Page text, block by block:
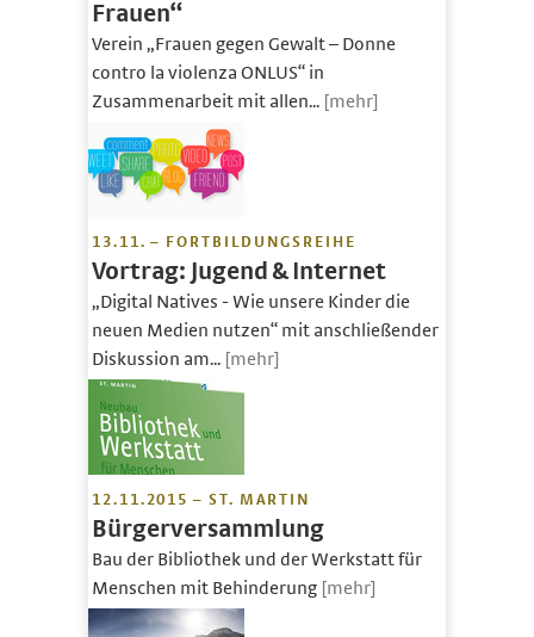
Frauen“
Verein „Frauen gegen Gewalt – Donne
contro la violenza ONLUS“ in
Zusammenarbeit mit allen... [mehr]
13.11. – FORTBILDUNGSREIHE
Vortrag: Jugend & Internet
„Digital Natives - Wie unsere Kinder die
neuen Medien nutzen“ mit anschließender
Diskussion am... [mehr]
12.11.2015 – ST. MARTIN
Bürgerversammlung
Bau der Bibliothek und der Werkstatt für
Menschen mit Behinderung [mehr]